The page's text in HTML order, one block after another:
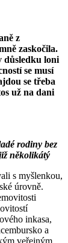
z
zaskočila.
důsledku loni
se musí
se třeba
už na dani
rodiny bez
několikátý
s myšlenkou,
úrovně.
inkasa,
a
veřejným